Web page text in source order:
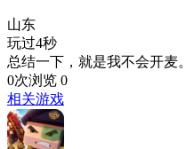
山东
玩过4秒
总结一下，就是我不会开麦。
0次浏览 0
相关游戏